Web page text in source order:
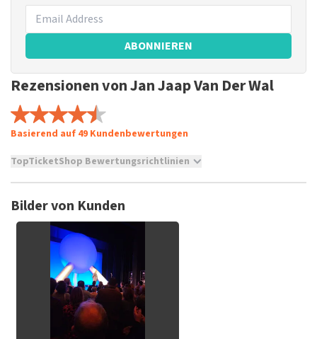
ABONNIEREN
Rezensionen von Jan Jaap Van Der Wal
Basierend auf 49 Kundenbewertungen
TopTicketShop Bewertungsrichtlinien
Es ist nicht möglich, eine Bewertung abzugeben, wenn du
beleidigender Sprache und/oder falschen Angaben werden
nicht veröffentlicht. Es kann einige Wochen dauern, bis eine
Bewertung veröffentlicht wird.
Bilder von Kunden